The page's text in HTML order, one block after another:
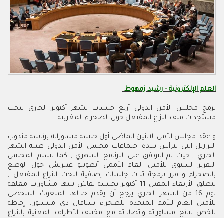
العلم الإلكترونية - رشيد زمهوط
برمج مجلس الأمن الدولي أربع جلسات بشهر أكتوبر الجاري لبحث
مستجدات ملف النزاع المفتعل حول الصحراء المغربية.
و عقد مجلس الأمن الاثنين الماضي أول جلسة مشاوراته برئاسة مندوب
البرازيل التي تترأس بلاده اجتماعات مجلس الأمن الدولي طيلة الشهر
الجاري , حيث تم التوافق على البرنامج الشهري , كما تسلم المجلس
التقرير السنوي للأمين العام الأممي أنطونيو غيتريش حول الوضع
بالصحراء و قرر برمجة ثلاث جلسات إضافية لبحث النزاع المفتعل ,
تنطلق الأربعاء المقبل 11 أكتوبر بجلسة نقاش تليها مشاورات مغلقة
يوم 16 من الشهر الجاري يرجح أن يقدم خلالها المبعوث الشخصي
للأمين العام للأمم المتحدة للصحراء ستافان دي ميستورا، إحاطة
تلخص نتائج مشاوراته واتصالاته مع مختلف الأطراف المعنية بالنزاع